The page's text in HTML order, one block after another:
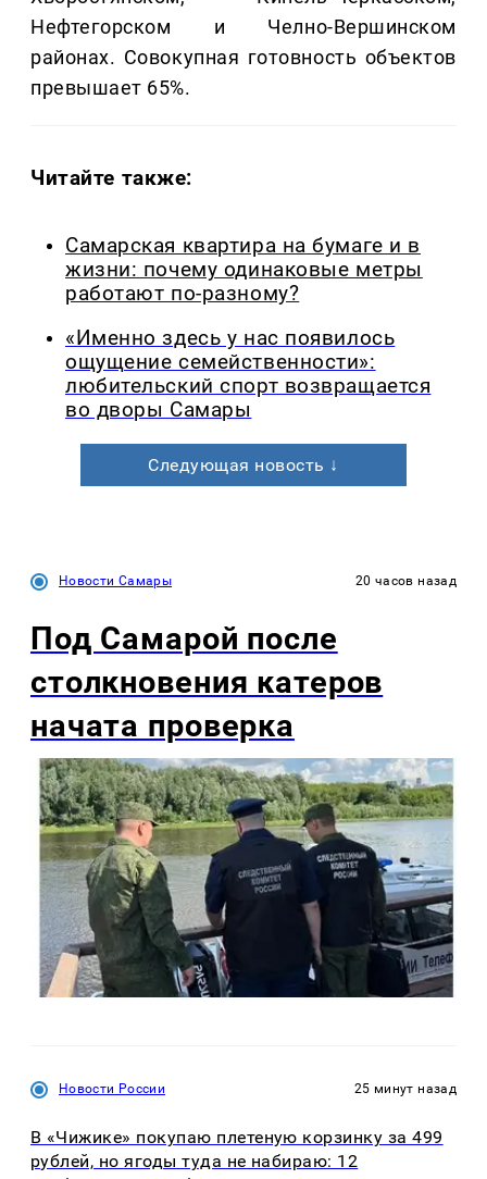
Нефтегорском и Челно-Вершинском
районах. Совокупная готовность объектов
превышает 65%.
Читайте также:
Самарская квартира на бумаге и в
жизни: почему одинаковые метры
работают по-разному?
«Именно здесь у нас появилось
ощущение семейственности»:
любительский спорт возвращается
во дворы Самары
Следующая новость ↓
Новости Самары 20 часов назад
Под Самарой после
столкновения катеров
начата проверка
Новости России 25 минут назад
В «Чижике» покупаю плетеную корзинку за 499
рублей, но ягоды туда не набираю: 12